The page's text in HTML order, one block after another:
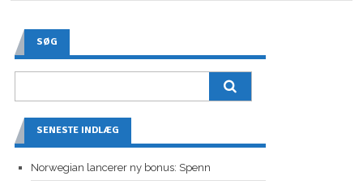
SØG
SENESTE INDLÆG
Norwegian lancerer ny bonus: Spenn